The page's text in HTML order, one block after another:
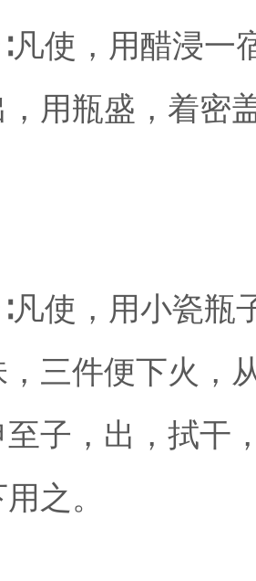
凡使，用醋浸一
，用瓶盛，着密
凡使，用小瓷瓶
三件便下火，
子，出，拭干
之。